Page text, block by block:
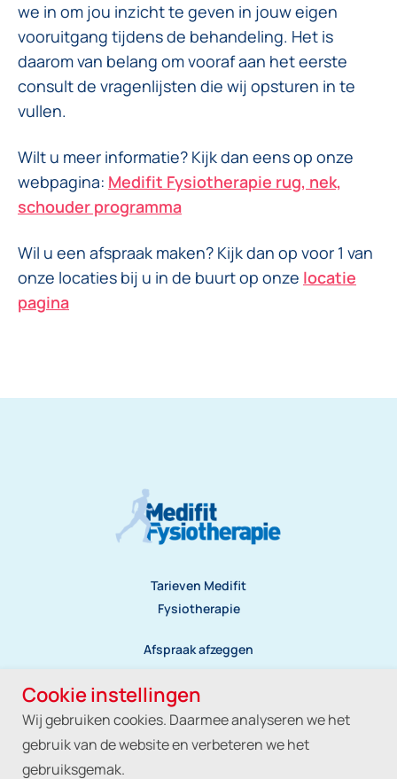
we in om jou inzicht te geven in jouw eigen
vooruitgang tijdens de behandeling. Het is
daarom van belang om vooraf aan het eerste
consult de vragenlijsten die wij opsturen in te
vullen.
Wilt u meer informatie? Kijk dan eens op onze
webpagina: Medifit Fysiotherapie rug, nek,
schouder programma
Wil u een afspraak maken? Kijk dan op voor 1 van
onze locaties bij u in de buurt op onze locatie
pagina
Tarieven Medifit
Fysiotherapie
Afspraak afzeggen
Klachtenregeling
Privacyreglement
Cookie instellingen
Wij gebruiken cookies. Daarmee analyseren we het
gebruik van de website en verbeteren we het
gebruiksgemak.